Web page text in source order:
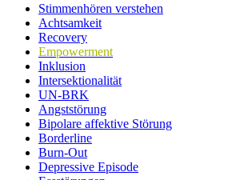
Stimmenhören verstehen
Achtsamkeit
Recovery
Empowerment
Inklusion
Intersektionalität
UN-BRK
Angststörung
Bipolare affektive Störung
Borderline
Burn-Out
Depressive Episode